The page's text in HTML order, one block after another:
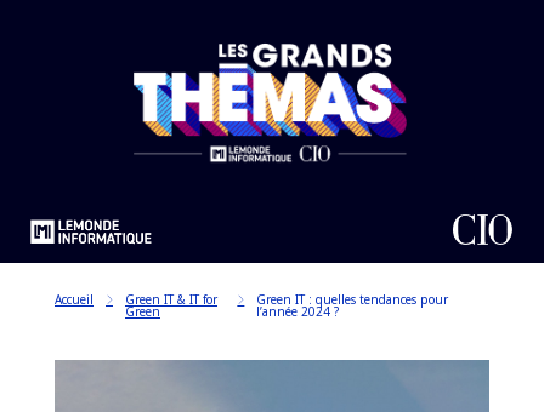
Accueil Green IT & IT for
Green
Green IT : quelles tendances pour
l’année 2024 ?